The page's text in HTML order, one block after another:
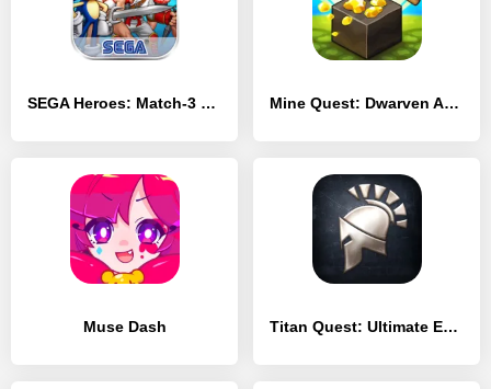
SEGA Heroes: Match-3 RPG Quest Mine Quest: Dwarven Adventure
Muse Dash Titan Quest: Ultimate Edition